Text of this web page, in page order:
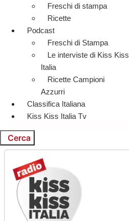
Freschi di stampa
Ricette
Podcast
Freschi di Stampa
Le interviste di Kiss Kiss
Italia
Ricette Campioni
Azzurri
Classifica Italiana
Kiss Kiss Italia Tv
Cerca